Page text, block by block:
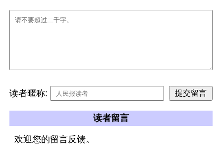
读者暱称:
读者留言
欢迎您的留言反馈。